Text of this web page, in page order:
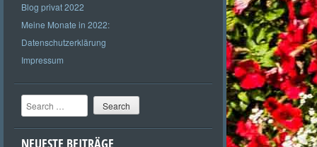
Blog privat 2022
Meine Monate in 2022:
Datenschutzerklärung
Impressum
Search
NEUESTE BEITRÄGE